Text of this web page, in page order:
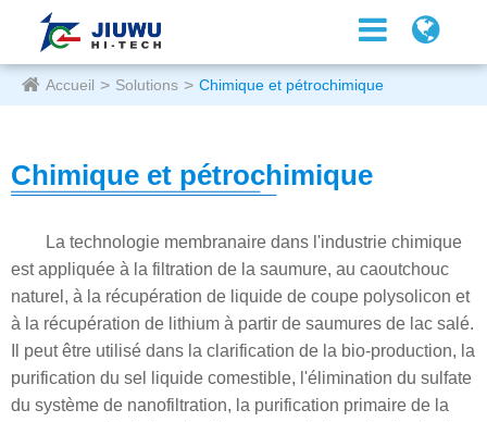
Accueil Solutions Chimique et pétrochimique
Chimique et pétrochimique
La technologie membranaire dans l'industrie chimique
est appliquée à la filtration de la saumure, au caoutchouc
naturel, à la récupération de liquide de coupe polysolicon et
à la récupération de lithium à partir de saumures de lac salé.
Il peut être utilisé dans la clarification de la bio-production, la
purification du sel liquide comestible, l'élimination du sulfate
du système de nanofiltration, la purification primaire de la